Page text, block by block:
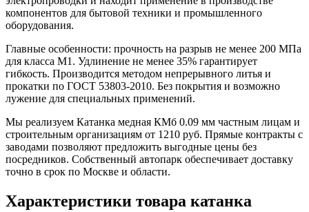
компонентов для бытовой техники и промышленного
оборудования.
Главные особенности: прочность на разрыв не менее 200 МПа
для класса М1. Удлинение не менее 35% гарантирует
гибкость. Производится методом непрерывного литья и
прокатки по ГОСТ 53803-2010. Без покрытия и возможно
лужение для специальных применений.
Мы реализуем Катанка медная КМб 0.09 мм частным лицам и
строительным организациям от 1210 руб. Прямые контракты с
заводами позволяют предложить выгодные цены без
посредников. Собственный автопарк обеспечивает доставку
точно в срок по Москве и области.
Характеристики товара катанка